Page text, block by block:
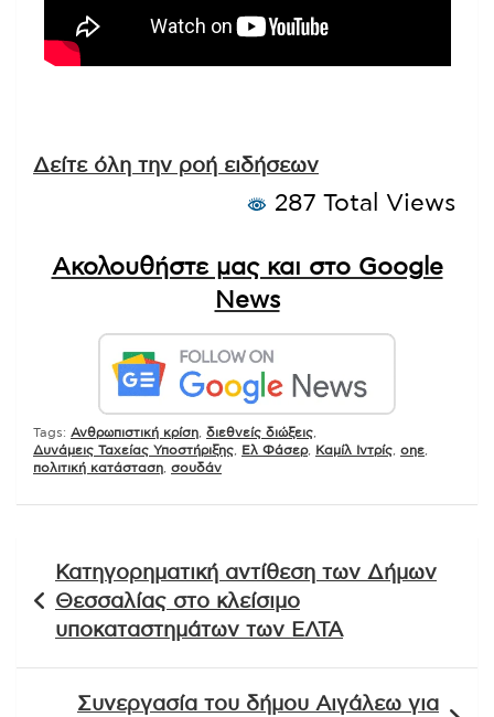
Δείτε όλη την ροή ειδήσεων
287 Total Views
Ακολουθήστε μας και στο Google
News
Tags: Ανθρωπιστική κρίση διεθνείς διώξεις
Δυνάμεις Ταχείας Υποστήριξης
Ελ Φάσερ, Καμίλ Ιντρίς οηε
πολιτική κατάσταση σουδάν
άρθρων
Κατηγορηματική αντίθεση των Δήμων
Θεσσαλίας στο κλείσιμο
υποκαταστημάτων των ΕΛΤΑ
Συνεργασία του δήμου Αιγάλεω για